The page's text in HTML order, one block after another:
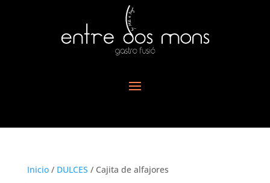
Inicio/ DULCES / Cajita de alfajores